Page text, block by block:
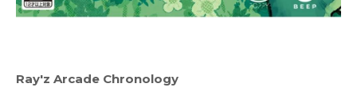
Ray'z Arcade Chronology